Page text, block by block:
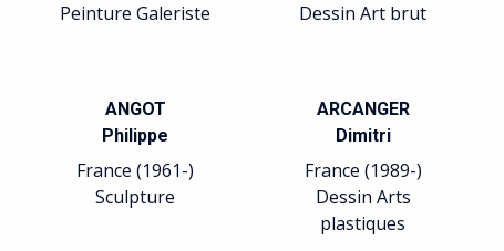
Peinture Galeriste
Dessin Art brut
ANGOT
Philippe
France (1961-)
Sculpture
ARCANGER
Dimitri
France (1989-)
Dessin Arts
plastiques